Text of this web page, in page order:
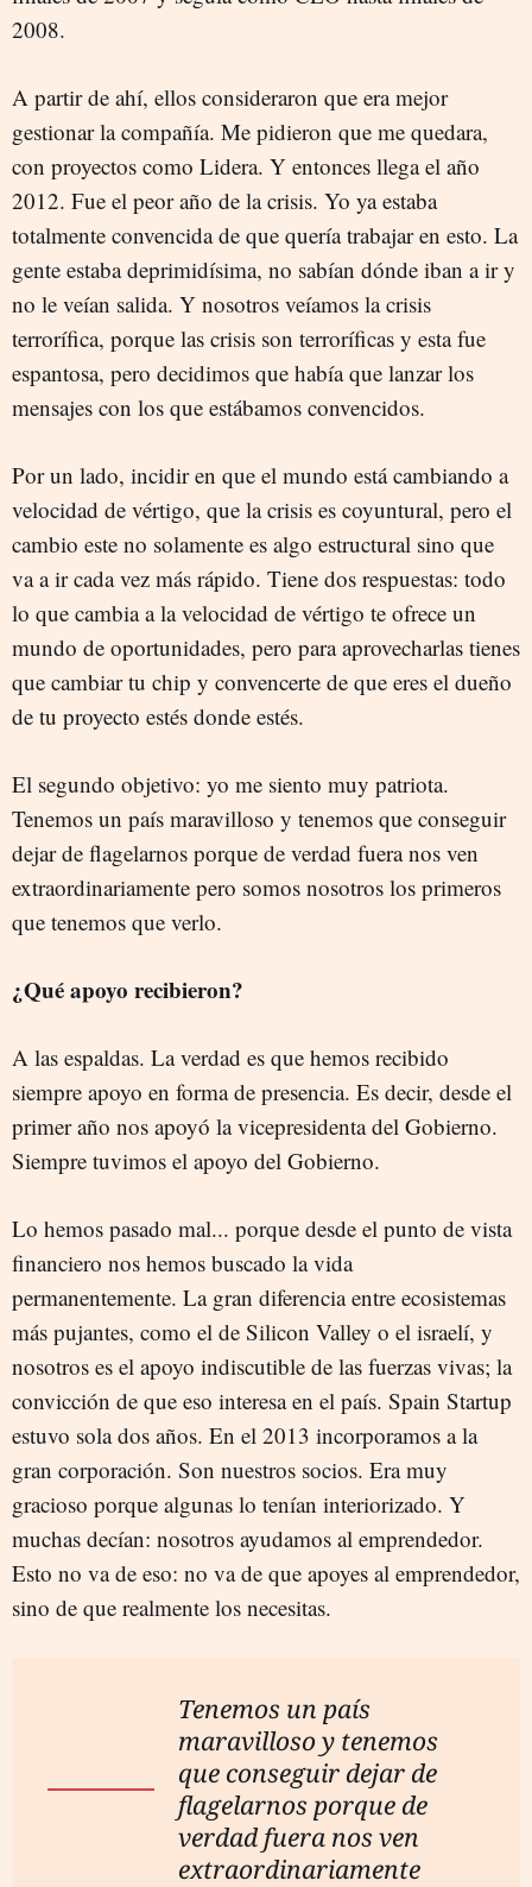
2008.
A partir de ahí, ellos consideraron que era mejor
gestionar la compañía. Me pidieron que me quedara,
con proyectos como Lidera. Y entonces llega el año
2012. Fue el peor año de la crisis. Yo ya estaba
totalmente convencida de que quería trabajar en esto. La
gente estaba deprimidísima, no sabían dónde iban a ir y
no le veían salida. Y nosotros veíamos la crisis
terrorífica, porque las crisis son terroríficas y esta fue
espantosa, pero decidimos que había que lanzar los
mensajes con los que estábamos convencidos.
Por un lado, incidir en que el mundo está cambiando a
velocidad de vértigo, que la crisis es coyuntural, pero el
cambio este no solamente es algo estructural sino que
va a ir cada vez más rápido. Tiene dos respuestas: todo
lo que cambia a la velocidad de vértigo te ofrece un
mundo de oportunidades, pero para aprovecharlas tienes
que cambiar tu chip y convencerte de que eres el dueño
de tu proyecto estés donde estés.
El segundo objetivo: yo me siento muy patriota.
Tenemos un país maravilloso y tenemos que conseguir
dejar de flagelarnos porque de verdad fuera nos ven
extraordinariamente pero somos nosotros los primeros
que tenemos que verlo.
¿Qué apoyo recibieron?
A las espaldas. La verdad es que hemos recibido
siempre apoyo en forma de presencia. Es decir, desde el
primer año nos apoyó la vicepresidenta del Gobierno.
Siempre tuvimos el apoyo del Gobierno.
Lo hemos pasado mal... porque desde el punto de vista
financiero nos hemos buscado la vida
permanentemente. La gran diferencia entre ecosistemas
más pujantes, como el de Silicon Valley o el israelí, y
nosotros es el apoyo indiscutible de las fuerzas vivas; la
convicción de que eso interesa en el país. Spain Startup
estuvo sola dos años. En el 2013 incorporamos a la
gran corporación. Son nuestros socios. Era muy
gracioso porque algunas lo tenían interiorizado. Y
muchas decían: nosotros ayudamos al emprendedor.
Esto no va de eso: no va de que apoyes al emprendedor,
sino de que realmente los necesitas.
Tenemos un país
maravilloso y tenemos
que conseguir dejar de
flagelarnos porque de
verdad fuera nos ven
extraordinariamente